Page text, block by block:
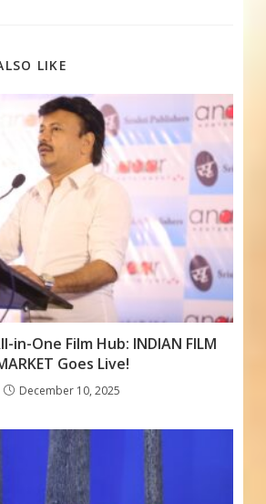
a
g
e
LIKE
in-One Film Hub: INDIAN FILM
Goes Live!
December 10, 2025